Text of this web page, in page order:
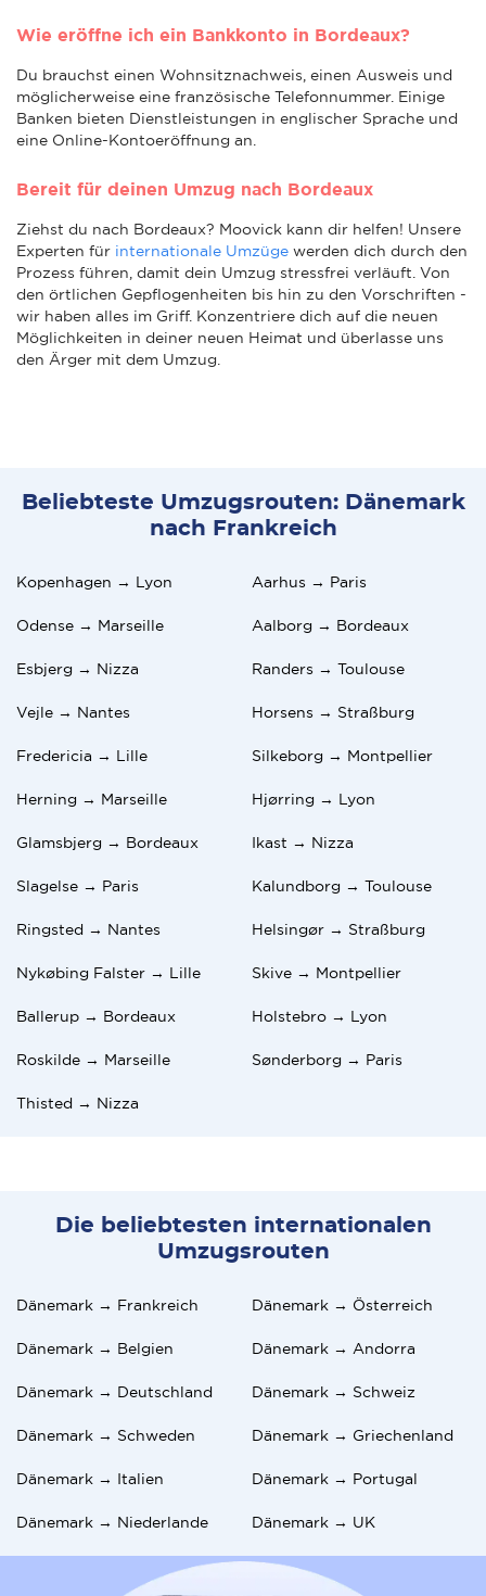
Wie eröffne ich ein Bankkonto in Bordeaux?
Du brauchst einen Wohnsitznachweis, einen Ausweis und
möglicherweise eine französische Telefonnummer. Einige
Banken bieten Dienstleistungen in englischer Sprache und
eine Online-Kontoeröffnung an.
Bereit für deinen Umzug nach Bordeaux
Ziehst du nach Bordeaux? Moovick kann dir helfen! Unsere
Experten für internationale Umzüge werden dich durch den
Prozess führen, damit dein Umzug stressfrei verläuft. Von
den örtlichen Gepflogenheiten bis hin zu den Vorschriften -
wir haben alles im Griff. Konzentriere dich auf die neuen
Möglichkeiten in deiner neuen Heimat und überlasse uns
den Ärger mit dem Umzug.
Beliebteste Umzugsrouten: Dänemark
nach Frankreich
Kopenhagen → Lyon Aarhus → Paris
Odense → Marseille Aalborg → Bordeaux
Esbjerg → Nizza Randers → Toulouse
Vejle → Nantes Horsens → Straßburg
Fredericia → Lille Silkeborg → Montpellier
Herning → Marseille Hjørring → Lyon
Glamsbjerg → Bordeaux Ikast → Nizza
Slagelse → Paris Kalundborg → Toulouse
Ringsted → Nantes Helsingør → Straßburg
Nykøbing Falster → Lille Skive → Montpellier
Ballerup → Bordeaux Holstebro → Lyon
Roskilde → Marseille Sønderborg → Paris
Thisted → Nizza
Die beliebtesten internationalen
Umzugsrouten
Dänemark → Frankreich Dänemark → Österreich
Dänemark → Belgien Dänemark → Andorra
Dänemark → Deutschland Dänemark → Schweiz
Dänemark → Schweden Dänemark → Griechenland
Dänemark → Italien Dänemark → Portugal
Dänemark → Niederlande Dänemark → UK